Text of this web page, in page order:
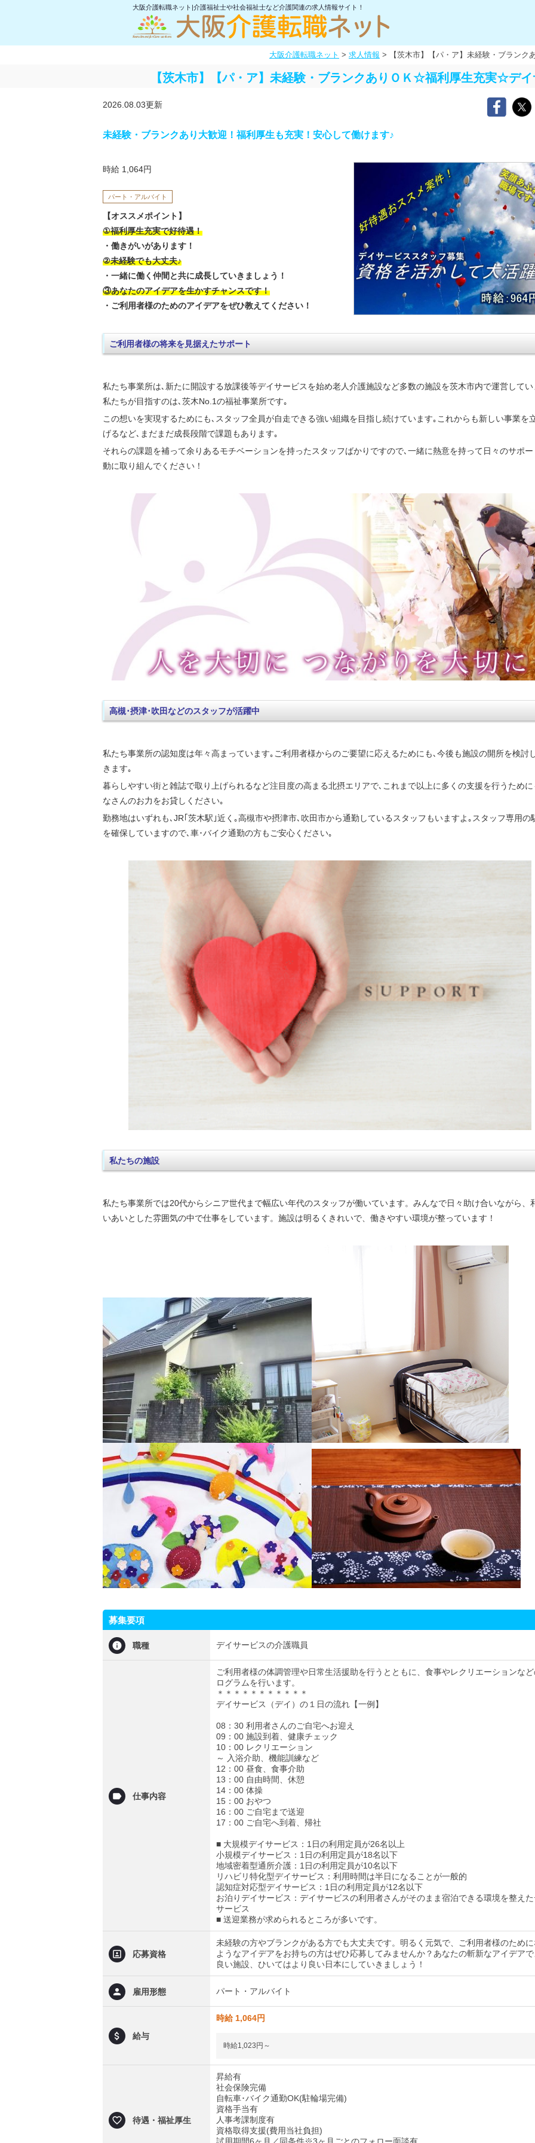
大阪介護転職ネット|介護福祉士や社会福祉士など介護関連の求人情報サイト！
大阪介護転職ネット > 求人情報 > 【茨木市】【パ・ア】未経験・ブラン
【茨木市】【パ・ア】未経験・ブランクありＯＫ☆福利厚生充実☆デ
2026.08.03更新
未経験・ブランクあり大歓迎！福利厚生も充実！安心して働けます♪
時給 1,064円
パート・アルバイト
【オススメポイント】
①福利厚生充実で好待遇！
・働きがいがあります！
②未経験でも大丈夫♪
・一緒に働く仲間と共に成長していきましょう！
③あなたのアイデアを生かすチャンスです！
・ご利用者様のためのアイデアをぜひ教えてください！
ご利用者様の将来を見据えたサポート
私たち事業所は､新たに開設する放課後等デイサービスを始め老人介護施設など多数の施設を茨木市内で運営してい
私たちが目指すのは､茨木No.1の福祉事業所です｡
この想いを実現するためにも､スタッフ全員が自走できる強い組織を目指し続けています｡これからも新しい事業を
げるなど､まだまだ成長段階で課題もあります｡
それらの課題を補って余りあるモチベーションを持ったスタッフばかりですので､一緒に熱意を持って日々のサポー
動に取り組んでください！
高槻･摂津･吹田などのスタッフが活躍中
私たち事業所の認知度は年々高まっています｡ご利用者様からのご要望に応えるためにも､今後も施設の開所を検討
きます｡
暮らしやすい街と雑誌で取り上げられるなど注目度の高まる北摂エリアで､これまで以上に多くの支援を行うために
なさんのお力をお貸しください｡
勤務地はいずれも､JR｢茨木駅｣近く｡高槻市や摂津市､吹田市から通勤しているスタッフもいますよ｡スタッフ専用の
を確保していますので､車･バイク通勤の方もご安心ください｡
私たちの施設
私たち事業所では20代からシニア世代まで幅広い年代のスタッフが働いています。みんなで日々助け合いながら、
いあいとした雰囲気の中で仕事をしています。施設は明るくきれいで、働きやすい環境が整っています！
募集要項
職種 デイサービスの介護職員
仕事内容
ご利用者様の体調管理や日常生活援助を行うとともに、食事やレクリエーションな
ログラムを行います。
＊＊＊＊＊＊＊＊＊＊＊
デイサービス（デイ）の１日の流れ【一例】
08：30 利用者さんのご自宅へお迎え
09：00 施設到着、健康チェック
10：00 レクリエーション
～ 入浴介助、機能訓練など
12：00 昼食、食事介助
13：00 自由時間、休憩
14：00 体操
15：00 おやつ
16：00 ご自宅まで送迎
17：00 ご自宅へ到着、帰社
■ 大規模デイサービス：1日の利用定員が26名以上
小規模デイサービス：1日の利用定員が18名以下
地域密着型通所介護：1日の利用定員が10名以下
リハビリ特化型デイサービス：利用時間は半日になることが一般的
認知症対応型デイサービス：1日の利用定員が12名以下
お泊りデイサービス：デイサービスの利用者さんがそのまま宿泊できる環境を整え
サービス
■ 送迎業務が求められるところが多いです。
応募資格
未経験の方やブランクがある方でも大丈夫です。明るく元気で、ご利用者様のため
ようなアイデアをお持ちの方はぜひ応募してみませんか？あなたの斬新なアイデア
良い施設、ひいてはより良い日本にしていきましょう！
雇用形態 パート・アルバイト
給与
時給 1,064円
時給1,023円～
待遇・福祉厚生
昇給有
社会保険完備
自転車･バイク通勤OK(駐輪場完備)
資格手当有
人事考課制度有
資格取得支援(費用当社負担)